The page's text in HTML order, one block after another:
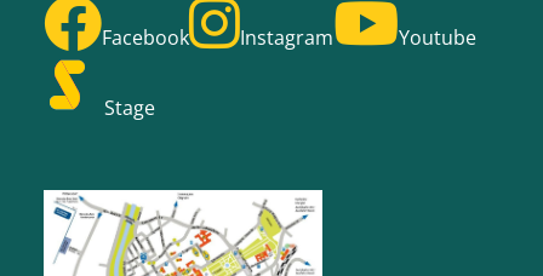
Facebook Instagram Youtube
Stage